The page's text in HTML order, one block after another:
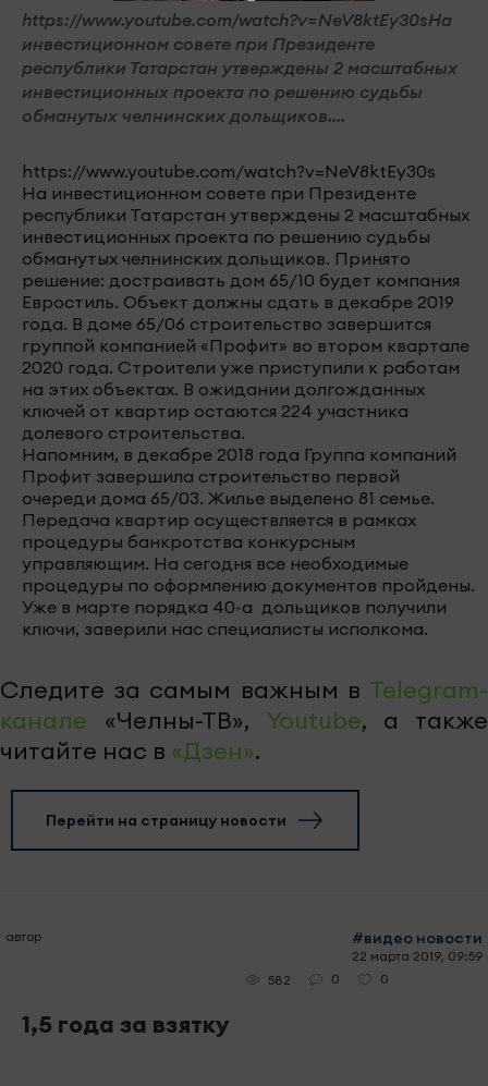
https://www.youtube.com/watch?v=NeV8ktEy30sНа
инвестиционном совете при Президенте
республики Татарстан утверждены 2 масштабных
инвестиционных проекта по решению судьбы
обманутых челнинских дольщиков....
https://www.youtube.com/watch?v=NeV8ktEy30s
На инвестиционном совете при Президенте
республики Татарстан утверждены 2 масштабных
инвестиционных проекта по решению судьбы
обманутых челнинских дольщиков. Принято
решение: достраивать дом 65/10 будет компания
Евростиль. Объект должны сдать в декабре 2019
года. В доме 65/06 строительство завершится
группой компанией «Профит» во втором квартале
2020 года. Строители уже приступили к работам
на этих объектах. В ожидании долгожданных
ключей от квартир остаются 224 участника
долевого строительства.
Напомним, в декабре 2018 года Группа компаний
Профит завершила строительство первой
очереди дома 65/03. Жилье выделено 81 семье.
Передача квартир осуществляется в рамках
процедуры банкротства конкурсным
управляющим. На сегодня все необходимые
процедуры по оформлению документов пройдены.
Уже в марте порядка 40-а дольщиков получили
ключи, заверили нас специалисты исполкома.
Следите за самым важным в Telegram-
канале «Челны-ТВ», Youtube, а также
читайте нас в «Дзен».
Перейти на страницу новости
автор #видео новости
22 марта 2019, 09:59
582
0 0
1,5 года за взятку